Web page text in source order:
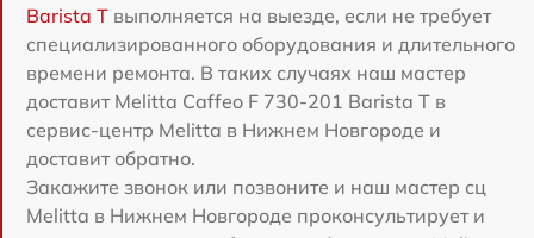
Barista T выполняется на выезде, если не требует
специализированного оборудования и длительного
времени ремонта. В таких случаях наш мастер
доставит Melitta Caffeo F 730-201 Barista T в
сервис-центр Melitta в Нижнем Новгороде и
доставит обратно.
Закажите звонок или позвоните и наш мастер сц
Melitta в Нижнем Новгороде проконсультирует и